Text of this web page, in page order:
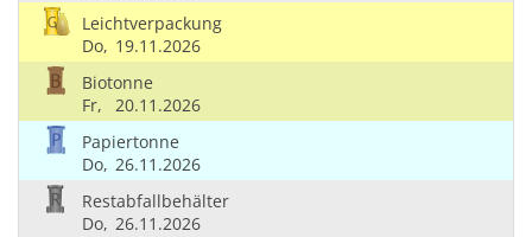
Leichtverpackung
Do, 19.11.2026
Biotonne
Fr,
20.11.2026
Papiertonne
Do, 26.11.2026
Restabfallbehälter
Do, 26.11.2026